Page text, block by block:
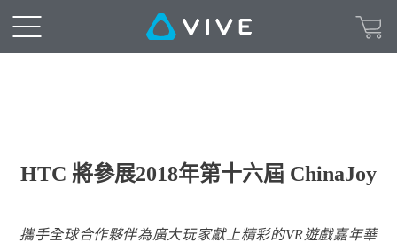
HTC 將參展2018年第十六屆 ChinaJoy
攜手全球合作夥伴為廣大玩家獻上精彩的VR遊戲嘉年華